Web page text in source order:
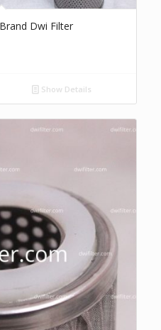
Dwi Filter
Show Details